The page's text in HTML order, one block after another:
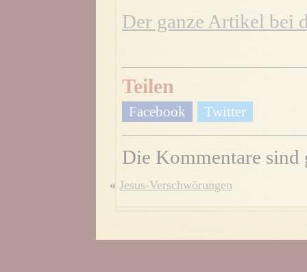
Der ganze Artikel bei
Teilen
Facebook Twitter
Die Kommentare sind
« Jesus-Verschwörungen